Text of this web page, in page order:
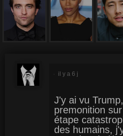
J'y ai vu
premonition
étape
des humains,
il y a 6 j